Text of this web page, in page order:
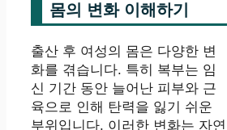
몸의 변화 이해하기
출산 후 여성의 몸은 다양한 변
화를 겪습니다. 특히 복부는 임
신 기간 동안 늘어난 피부와 근
육으로 인해 탄력을 잃기 쉬운
부위입니다. 이러한 변화는 자연